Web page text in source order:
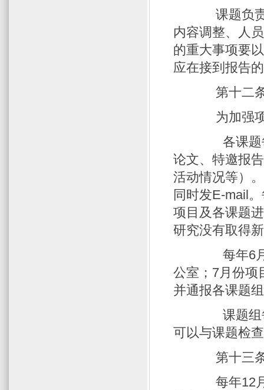
课题负责
内容调整、人
的重大事项要
应在接到报告
第十二条
为加强项
各课题每
论文、特邀报
活动情况等）
同时发E-mail
项目及各课题
研究没有取得
每年6月
公室；7月份项
并通报各课题
课题组每
可以与课题检
第十三条
每年12月